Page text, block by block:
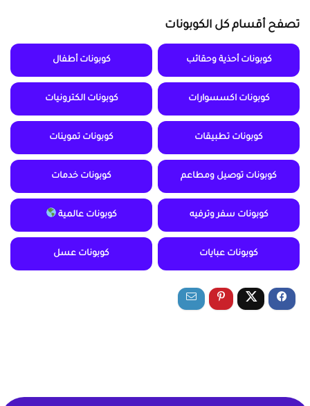
تصفح أقسام كل الكوبونات
كوبونات أحذية وحقائب كوبونات أطفال
كوبونات اكسسوارات كوبونات الكترونيات
كوبونات تطبيقات كوبونات تموينات
كوبونات توصيل ومطاعم كوبونات خدمات
كوبونات سفر وترفيه كوبونات عالمية
كوبونات عبايات كوبونات عسل